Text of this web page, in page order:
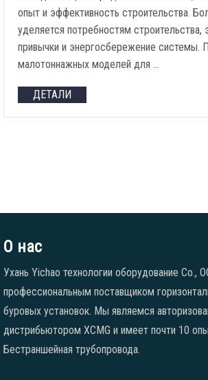
опыт и эффективность строительства.
уделяется потребностям строительства,
привычки и энергосбережение системы.
малотоннажных моделей для …
ДЕТАЛИ
О нас
Ухань Yichao технологии оборудование Co.,
профессиональным поставщиком
буровых установок. Мы являемся
дистрибьютором XCMG и имеет почти 10
Бестраншейная трубопровода.